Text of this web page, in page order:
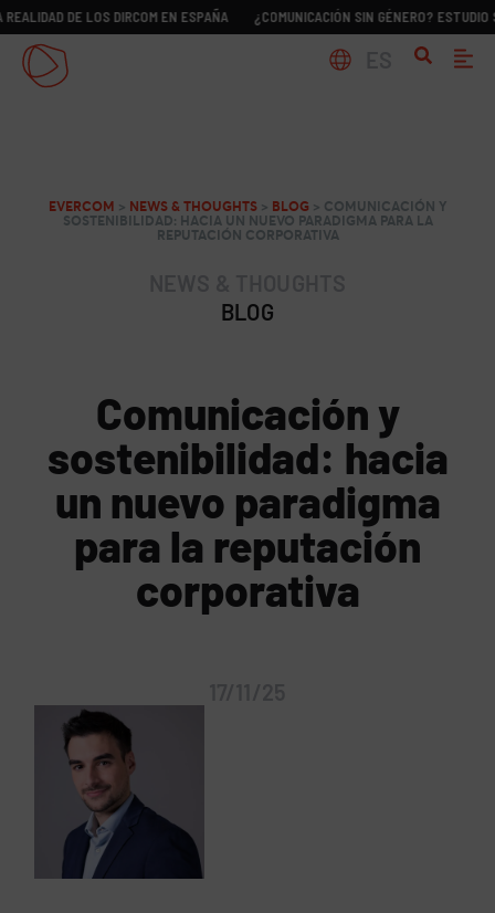
DE LOS DIRCOM EN ESPAÑA ¿COMUNICACIÓN SIN GÉNERO? ESTUDIO SOBRE
EVERCOM > NEWS & THOUGHTS> BLOG > COMUNICACIÓN Y
SOSTENIBILIDAD: HACIA UN NUEVO PARADIGMA PARA LA
REPUTACIÓN CORPORATIVA
BLOG
Comunicación y
sostenibilidad: hacia
un nuevo paradigma
para la reputación
corporativa